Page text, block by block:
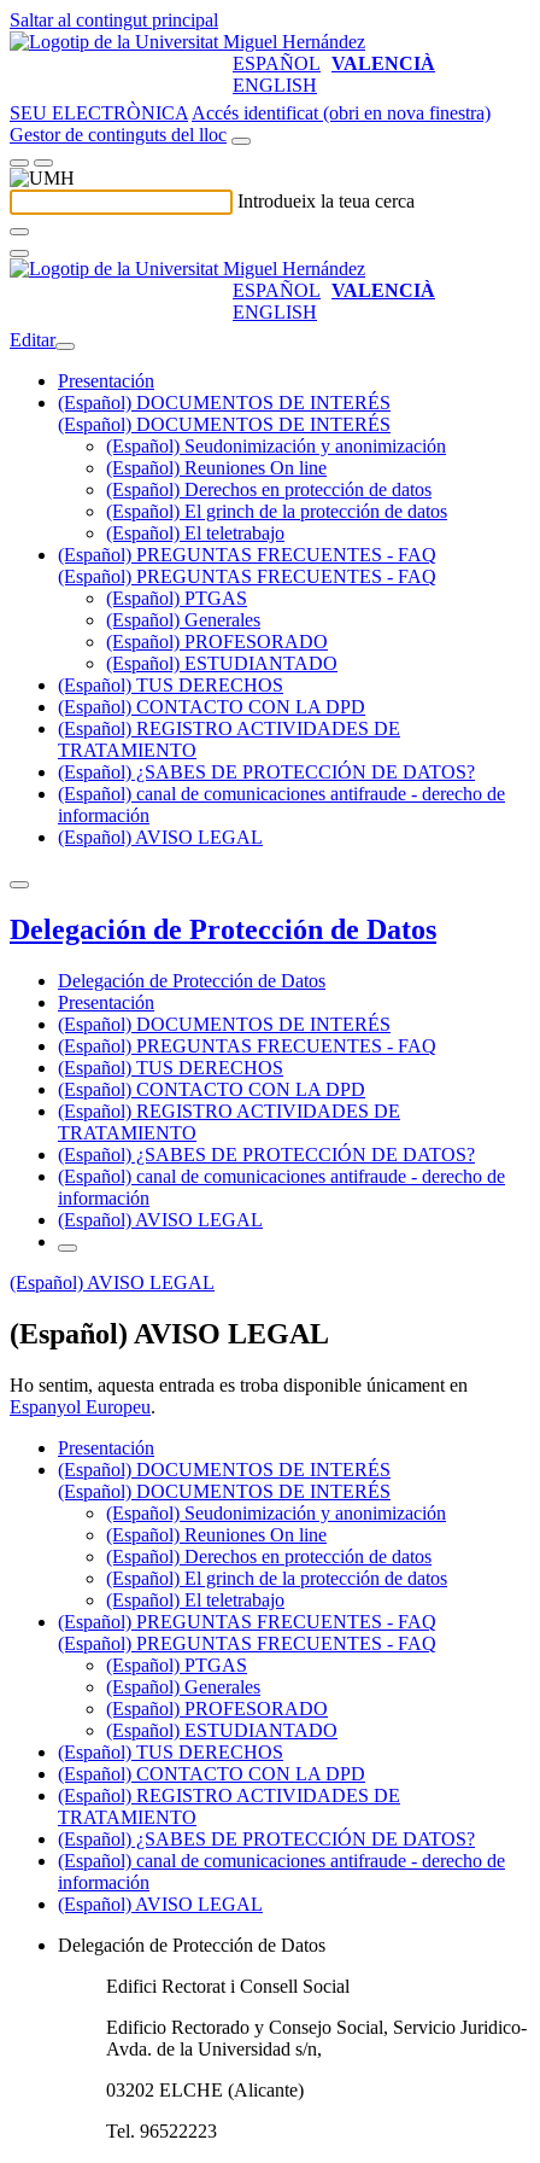
Saltar al contingut principal
ESPAÑOL VALENCIÀ
ENGLISH
SEU ELECTRÒNICA Accés identificat (obri en nova finestra)
Gestor de continguts del lloc
Introdueix la teua cerca
ESPAÑOL VALENCIÀ
ENGLISH
Editar
Presentación
(Español) DOCUMENTOS DE INTERÉS
(Español) DOCUMENTOS DE INTERÉS
(Español) Seudonimización y anonimización
(Español) Reuniones On line
(Español) Derechos en protección de datos
(Español) El grinch de la protección de datos
(Español) El teletrabajo
(Español) PREGUNTAS FRECUENTES - FAQ
(Español) PREGUNTAS FRECUENTES - FAQ
(Español) PTGAS
(Español) Generales
(Español) PROFESORADO
(Español) ESTUDIANTADO
(Español) TUS DERECHOS
(Español) CONTACTO CON LA DPD
(Español) REGISTRO ACTIVIDADES DE
TRATAMIENTO
(Español) ¿SABES DE PROTECCIÓN DE DATOS?
(Español) canal de comunicaciones antifraude - derecho de
información
(Español) AVISO LEGAL
Delegación de Protección de Datos
Delegación de Protección de Datos
Presentación
(Español) DOCUMENTOS DE INTERÉS
(Español) PREGUNTAS FRECUENTES - FAQ
(Español) TUS DERECHOS
(Español) CONTACTO CON LA DPD
(Español) REGISTRO ACTIVIDADES DE
TRATAMIENTO
(Español) ¿SABES DE PROTECCIÓN DE DATOS?
(Español) canal de comunicaciones antifraude - derecho de
información
(Español) AVISO LEGAL
(Español) AVISO LEGAL
(Español) AVISO LEGAL
Ho sentim, aquesta entrada es troba disponible únicament en
Espanyol Europeu.
Presentación
(Español) DOCUMENTOS DE INTERÉS
(Español) DOCUMENTOS DE INTERÉS
(Español) Seudonimización y anonimización
(Español) Reuniones On line
(Español) Derechos en protección de datos
(Español) El grinch de la protección de datos
(Español) El teletrabajo
(Español) PREGUNTAS FRECUENTES - FAQ
(Español) PREGUNTAS FRECUENTES - FAQ
(Español) PTGAS
(Español) Generales
(Español) PROFESORADO
(Español) ESTUDIANTADO
(Español) TUS DERECHOS
(Español) CONTACTO CON LA DPD
(Español) REGISTRO ACTIVIDADES DE
TRATAMIENTO
(Español) ¿SABES DE PROTECCIÓN DE DATOS?
(Español) canal de comunicaciones antifraude - derecho de
información
(Español) AVISO LEGAL
Delegación de Protección de Datos
Edifici Rectorat i Consell Social
Edificio Rectorado y Consejo Social, Servicio Juridico-
Avda. de la Universidad s/n,
03202 ELCHE (Alicante)
Tel. 96522223